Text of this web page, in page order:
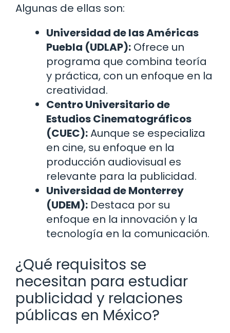
Algunas de ellas son:
Universidad de las Américas
Puebla (UDLAP): Ofrece un
programa que combina teoría
y práctica, con un enfoque en la
creatividad.
Centro Universitario de
Estudios Cinematográficos
(CUEC):Aunque se especializa
en cine, su enfoque en la
producción audiovisual es
relevante para la publicidad.
Universidad de Monterrey
(UDEM): Destaca por su
enfoque en la innovación y la
tecnología en la comunicación.
¿Qué requisitos se
necesitan para estudiar
publicidad y relaciones
públicas en México?